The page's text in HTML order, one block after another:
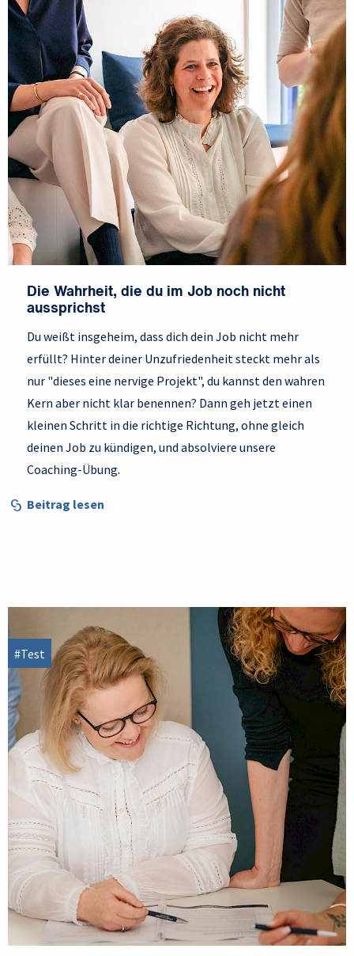
Die Wahrheit, die du im Job noch nicht
aussprichst
Du weißt insgeheim, dass dich dein Job nicht mehr
erfüllt? Hinter deiner Unzufriedenheit steckt mehr als
nur "dieses eine nervige Projekt", du kannst den wahren
Kern aber nicht klar benennen? Dann geh jetzt einen
kleinen Schritt in die richtige Richtung, ohne gleich
deinen Job zu kündigen, und absolviere unsere
Coaching-Übung.
Beitrag lesen
#Test